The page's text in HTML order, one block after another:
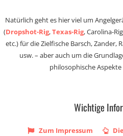
Natürlich geht es hier viel um
(Dropshot-Rig,Texas-Rig, Carolina-
etc.) für die Zielfische Barsch, Zander,
usw. – aber auch um die
philosophische
Wichtige
Zum Impressum